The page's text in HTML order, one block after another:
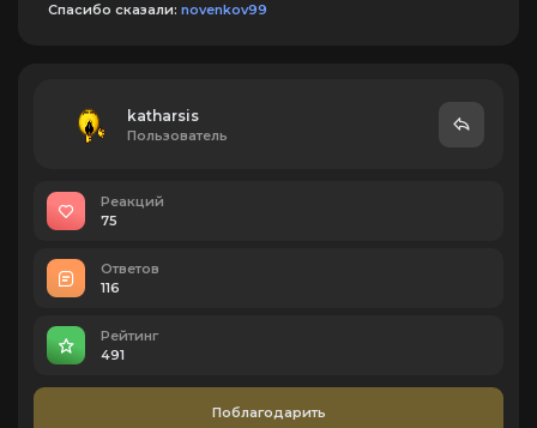
Спасибо сказали: novenkov99
katharsis
Пользователь
Реакций
75
Ответов
116
Рейтинг
491
Поблагодарить